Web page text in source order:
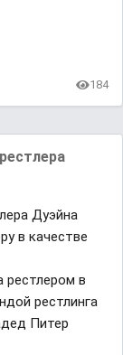
184
Дуэйна
в качестве
рестлером в
рестлинга
Питер